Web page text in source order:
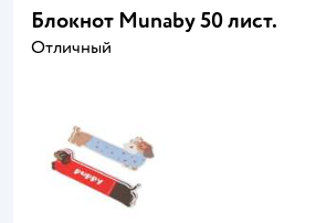
Блокнот Munaby 50 лист.
Отличный